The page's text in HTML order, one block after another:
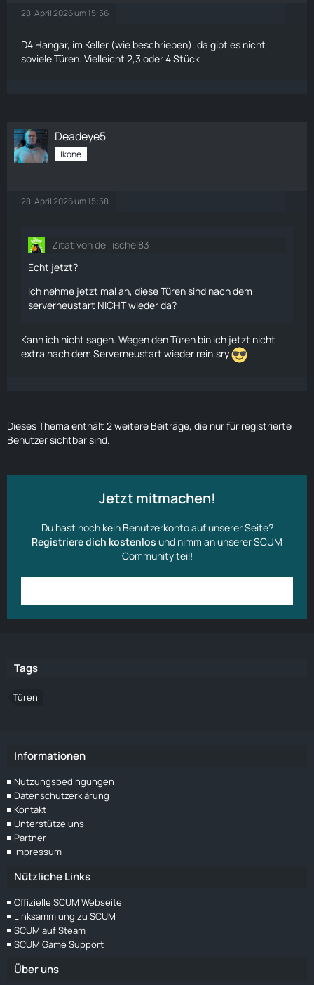
28. April 2026 um 15:56
D4 Hangar, im Keller (wie beschrieben). da gibt es nicht
soviele Türen. Vielleicht 2,3 oder 4 Stück
Deadeye5
Ikone
28. April 2026 um 15:58
Zitat von de_ischel83
Echt jetzt?
Ich nehme jetzt mal an, diese Türen sind nach dem
serverneustart NICHT wieder da?
Kann ich nicht sagen. Wegen den Türen bin ich jetzt nicht
extra nach dem Serverneustart wieder rein.sry
Dieses Thema enthält 2 weitere Beiträge, die nur für registrierte
Benutzer sichtbar sind.
Jetzt mitmachen!
Du hast noch kein Benutzerkonto auf unserer Seite?
Registriere dich kostenlos und nimm an unserer SCUM
Community teil!
Tags
Türen
Informationen
Nutzungsbedingungen
Datenschutzerklärung
Kontakt
Unterstütze uns
Partner
Impressum
Nützliche Links
Offizielle SCUM Webseite
Linksammlung zu SCUM
SCUM auf Steam
SCUM Game Support
Über uns